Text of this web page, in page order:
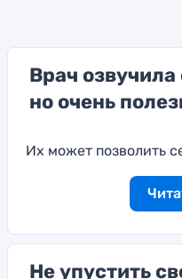
Врач
но очень
Их может позволить
Не упустить